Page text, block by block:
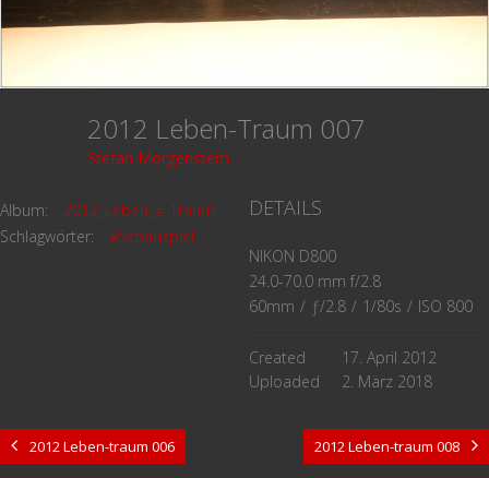
2012 Leben-Traum 007
Stefan Morgenstern
Album:
2012_Leben_=_Traum
Schlagwörter:
#Schauspiel
DETAILS
NIKON D800
24.0-70.0 mm f/2.8
60mm / ƒ/2.8 / 1/80s / ISO 800
Created
17. April 2012
Uploaded
2. März 2018
2012 Leben-traum 006 2012 Leben-traum 008